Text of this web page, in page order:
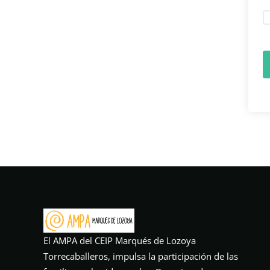
El AMPA del CEIP Marqués de Lozoya
Torrecaballeros, impulsa la participación de las